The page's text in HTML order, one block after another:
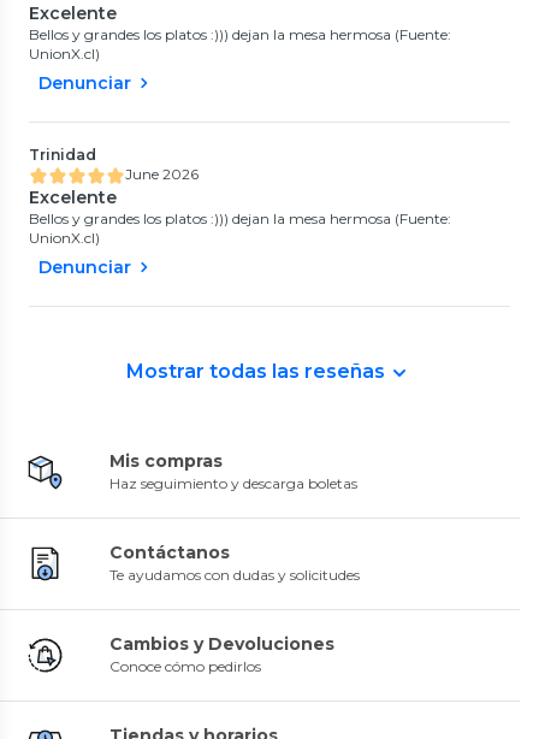
Excelente
Bellos y grandes los platos :))) dejan la mesa hermosa (Fuente:
UnionX.cl)
Denunciar
Trinidad
June 2026
Excelente
Bellos y grandes los platos :))) dejan la mesa hermosa (Fuente:
UnionX.cl)
Denunciar
Mostrar todas las reseñas
Mis compras
Haz seguimiento y descarga boletas
Contáctanos
Te ayudamos con dudas y solicitudes
Cambios y Devoluciones
Conoce cómo pedirlos